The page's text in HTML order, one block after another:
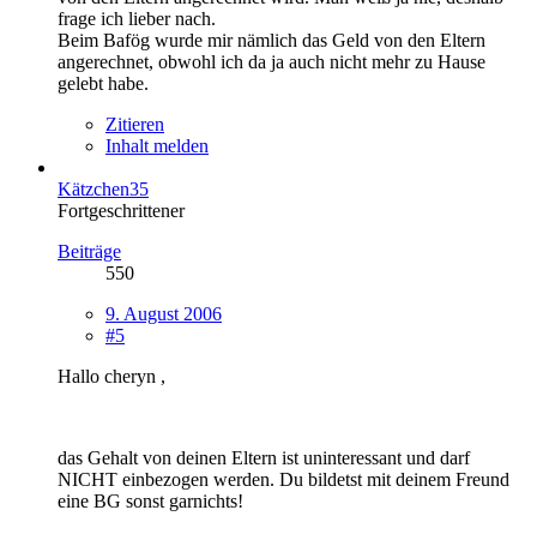
frage ich lieber nach.
Beim Bafög wurde mir nämlich das Geld von den Eltern
angerechnet, obwohl ich da ja auch nicht mehr zu Hause
gelebt habe.
Zitieren
Inhalt melden
Kätzchen35
Fortgeschrittener
Beiträge
550
9. August 2006
#5
Hallo cheryn ,
das Gehalt von deinen Eltern ist uninteressant und darf
NICHT einbezogen werden. Du bildetst mit deinem Freund
eine BG sonst garnichts!